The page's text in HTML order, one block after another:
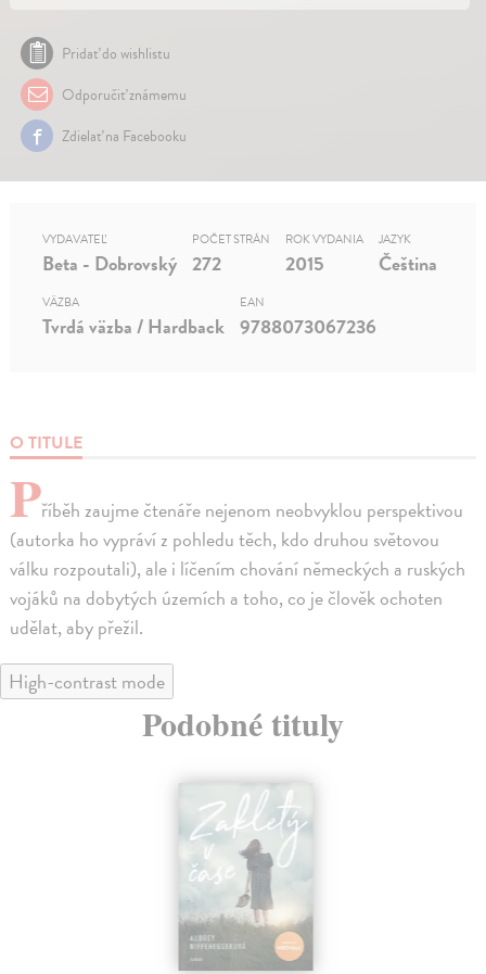
Pridať do wishlistu
Odporučiť známemu
Zdielať na Facebooku
O TITULE
Příběh zaujme čtenáře nejenom neobvyklou perspektivou
(autorka ho vypráví z pohledu těch, kdo druhou světovou
válku rozpoutali), ale i líčením chování německých a ruských
vojáků na dobytých územích a toho, co je člověk ochoten
udělat, aby přežil.
VYDAVATEĽ
Beta - Dobrovský
POČET STRÁN
272
ROK VYDANIA
2015
JAZYK
Čeština
VÄZBA
Tvrdá väzba / Hardback
EAN
9788073067236
High-contrast mode
Podobné tituly